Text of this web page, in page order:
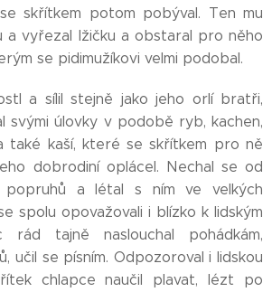
skřítkem potom pobýval. Ten mu
a vyřezal lžičku a obstaral pro něho
se pidimužíkovi velmi podobal.
a sílil stejně jako jeho orlí bratři,
svými úlovky v podobě ryb, kachen,
také kaší, které se skřítkem pro ně
dobrodiní oplácel. Nechal se od
a létal s ním ve velkých
spolu opovažovali i blízko k lidským
rád tajně naslouchal pohádkám,
učil se písním. Odpozoroval i lidskou
chlapce naučil plavat, lézt po